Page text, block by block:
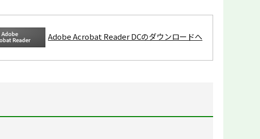
Adobe Acrobat Reader DCのダウンロードへ